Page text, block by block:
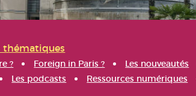
thématiques
? Foreign in Paris ? Les nouveautés
Les podcasts Ressources numériques